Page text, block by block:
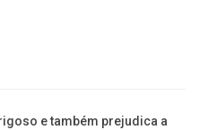
e também prejudica a